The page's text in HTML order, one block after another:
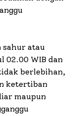
sahur atau
02.00 WIB dan
berlebihan,
ketertiban
maupun